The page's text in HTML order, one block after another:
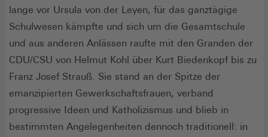
lange vor Ursula von der Leyen, für das ganztägige
Schulwesen kämpfte und sich um die Gesamtschule
und aus anderen Anlässen raufte mit den Granden der
CDU/CSU von Helmut Kohl über Kurt Biedenkopf bis zu
Franz Josef Strauß. Sie stand an der Spitze der
emanzipierten Gewerkschaftsfrauen, verband
progressive Ideen und Katholizismus und blieb in
bestimmten Angelegenheiten dennoch traditionell: in